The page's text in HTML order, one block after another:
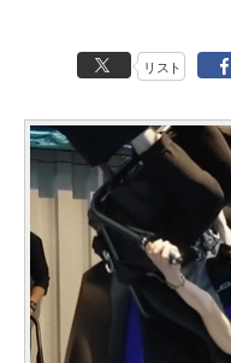
リスト